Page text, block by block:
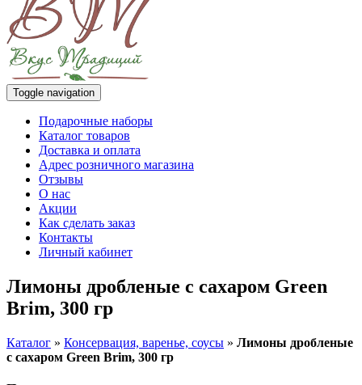
Toggle navigation
Подарочные наборы
Каталог товаров
Доставка и оплата
Адрес розничного магазина
Отзывы
О нас
Акции
Как сделать заказ
Контакты
Личный кабинет
Лимоны дробленые с сахаром Green
Brim, 300 гр
Каталог » Консервация, варенье, соусы » Лимоны дробленые
с сахаром Green Brim, 300 гр